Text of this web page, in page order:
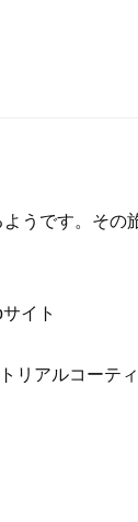
うです。その
サイト
リアルコーテ